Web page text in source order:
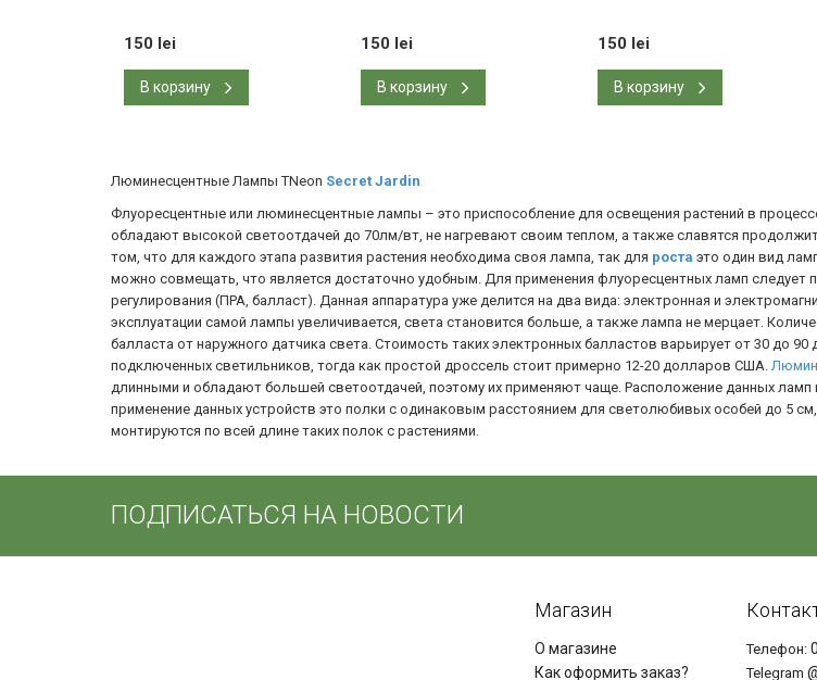
150 lei
В корзину
150 lei
В корзину
150 lei
В корзину
Люминесцентные Лампы TNeon Secret Jardin
Флуоресцентные или люминесцентные лампы – это приспособление для освещения растений в
обладают высокой светоотдачей до 70лм/вт, не нагревают своим теплом, а также славятся
том, что для каждого этапа развития растения необходима своя лампа, так для роста это один вид
можно совмещать, что является достаточно удобным. Для применения флуоресцентных ламп следует
регулирования (ПРА, балласт). Данная аппаратура уже делится на два вида: электронная и
эксплуатации самой лампы увеличивается, света становится больше, а также лампа не мерцает.
балласта от наружного датчика света. Стоимость таких электронных балластов варьирует от 30 до
подключенных светильников, тогда как простой дроссель стоит примерно 12-20 долларов США.
длинными и обладают большей светоотдачей, поэтому их применяют чаще. Расположение данных
применение данных устройств это полки с одинаковым расстоянием для светолюбивых особей до 5
монтируются по всей длине таких полок с растениями.
ПОДПИСАТЬСЯ НА НОВОСТИ
Магазин
О магазине
Как оформить заказ?
Телефон:
Telegram